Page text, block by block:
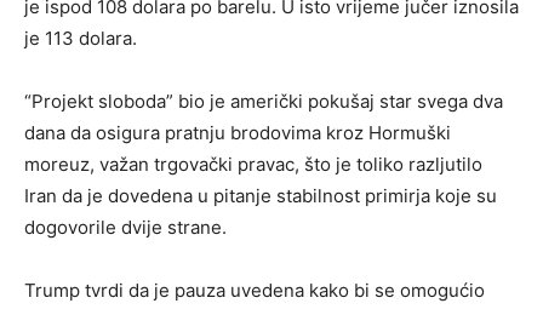
je ispod 108 dolara po barelu. U isto vrijeme jučer iznosila
je 113 dolara.
“Projekt sloboda” bio je američki pokušaj star svega dva
dana da osigura pratnju brodovima kroz Hormuški
moreuz, važan trgovački pravac, što je toliko razljutilo
Iran da je dovedena u pitanje stabilnost primirja koje su
dogovorile dvije strane.
Trump tvrdi da je pauza uvedena kako bi se omogućio